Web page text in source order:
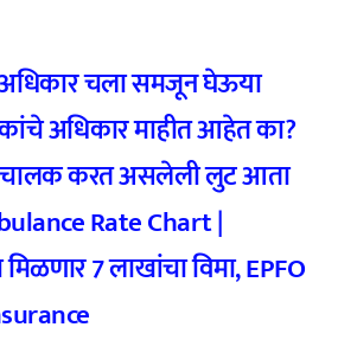
अधिकार चला समजून घेऊया
अधिकार माहीत आहेत का?
करत असलेली लुट आता
Rate Chart |
मिळणार 7 लाखांचा विमा, EPFO